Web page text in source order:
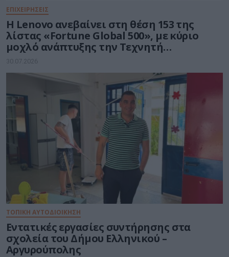
ΕΠΙΧΕΙΡΗΣΕΙΣ
Η Lenovo ανεβαίνει στη θέση 153 της
λίστας «Fortune Global 500», με κύριο
μοχλό ανάπτυξης την Τεχνητή
Νοημοσύνη
30.07.2026
ΤΟΠΙΚΗ ΑΥΤΟΔΙΟΙΚΗΣΗ
Εντατικές εργασίες συντήρησης στα
σχολεία του Δήμου Ελληνικού –
Αργυρούπολης